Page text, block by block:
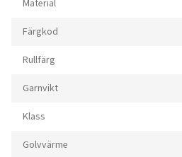
Material
Färgkod
Rullfärg
Garnvikt
Klass
Golvvärme